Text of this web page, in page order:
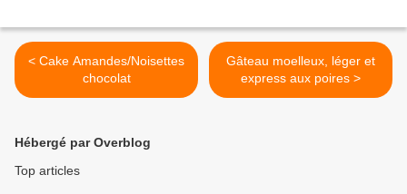
< Cake Amandes/Noisettes
chocolat
Gâteau moelleux, léger et
express aux poires >
Hébergé par Overblog
Top articles